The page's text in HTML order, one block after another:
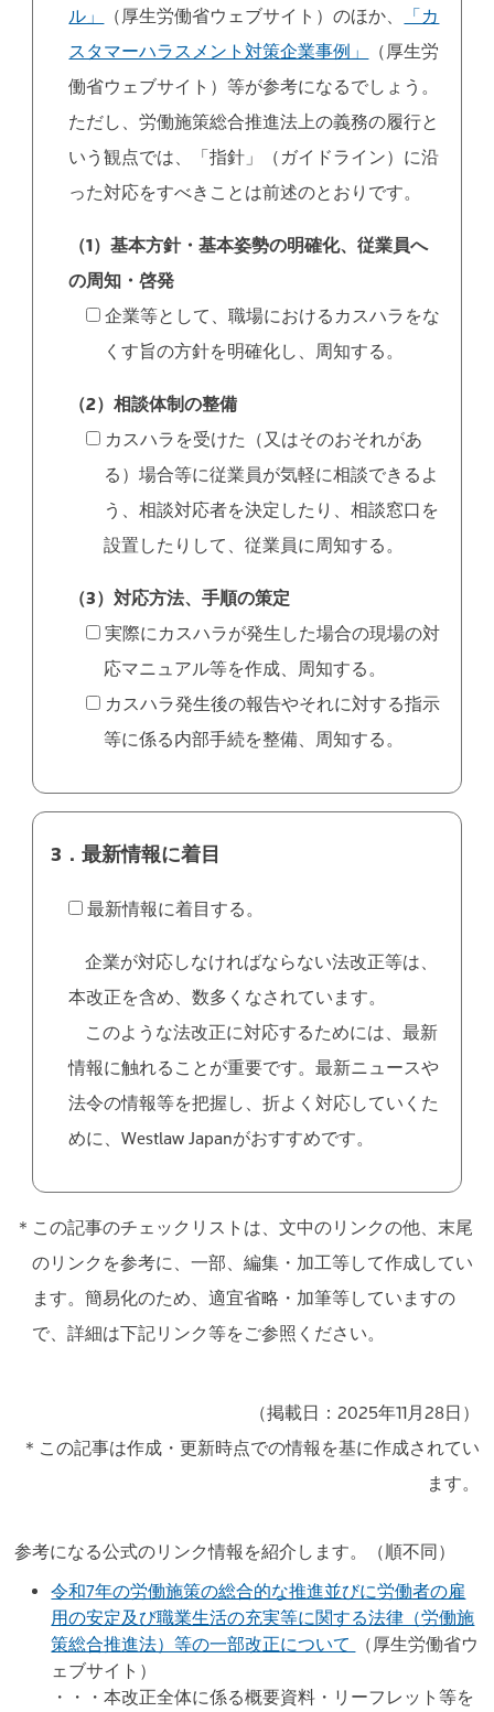
ル」 （厚生労働省ウェブサイト）のほか、
「カ
スタマーハラスメント対策企業事例」
（厚生労
働省ウェブサイト）等が参考になるでしょう。
ただし、労働施策総合推進法上の義務の履行と
いう観点では、「指針」（ガイドライン）に沿
った対応をすべきことは前述のとおりです。
（1）基本方針・基本姿勢の明確化、従業員へ
の周知・啓発
企業等として、職場におけるカスハラをな
くす旨の方針を明確化し、周知する。
（2）相談体制の整備
カスハラを受けた（又はそのおそれがあ
る）場合等に従業員が気軽に相談できるよ
う、相談対応者を決定したり、相談窓口を
設置したりして、従業員に周知する。
（3）対応方法、手順の策定
実際にカスハラが発生した場合の現場の対
応マニュアル等を作成、周知する。
カスハラ発生後の報告やそれに対する指示
等に係る内部手続を整備、周知する。
3．最新情報に着目
最新情報に着目する。
企業が対応しなければならない法改正等は、
本改正を含め、数多くなされています。
このような法改正に対応するためには、最新
情報に触れることが重要です。最新ニュースや
法令の情報等を把握し、折よく対応していくた
めに、Westlaw Japanがおすすめです。
＊この記事のチェックリストは、文中のリンクの他、末尾
のリンクを参考に、一部、編集・加工等して作成してい
ます。簡易化のため、適宜省略・加筆等していますの
で、詳細は下記リンク等をご参照ください。
（掲載日：2025年11月28日）
＊この記事は作成・更新時点での情報を基に作成されてい
ます。
参考になる公式のリンク情報を紹介します。（順不同）
令和7年の労働施策の総合的な推進並びに労働者の雇
用の安定及び職業生活の充実等に関する法律（労働施
策総合推進法）等の一部改正について
（厚生労働省ウ
ェブサイト）
・・・本改正全体に係る概要資料・リーフレット等を